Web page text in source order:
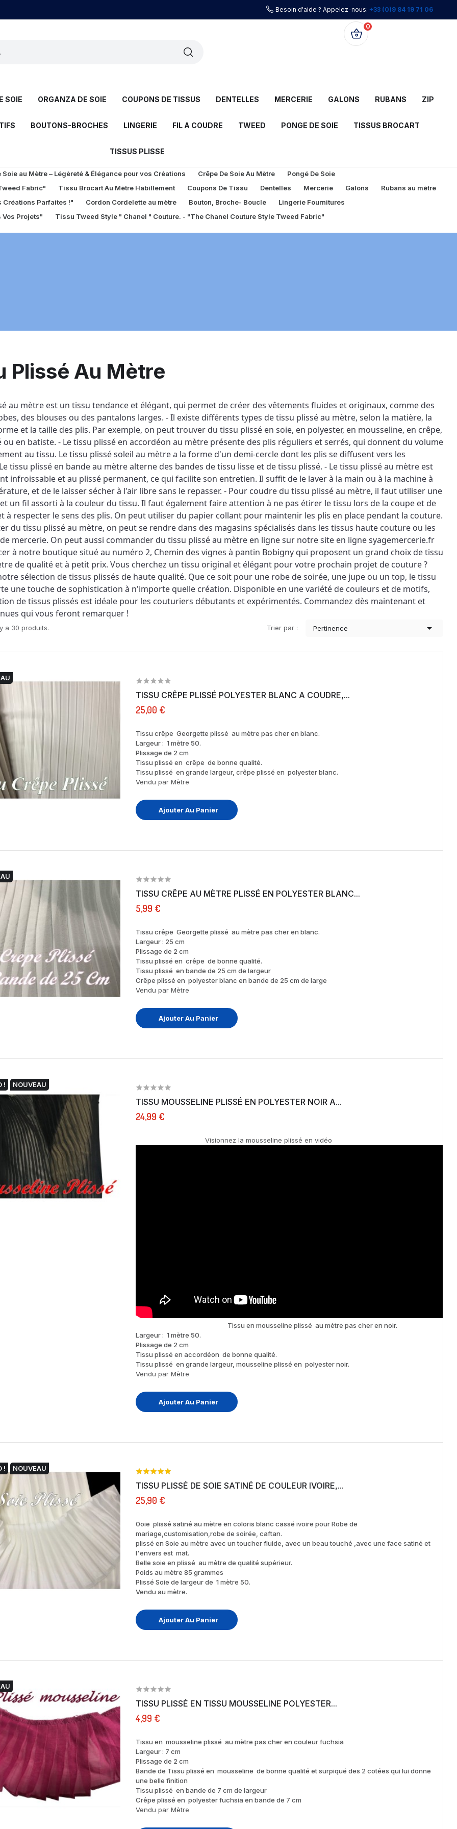
Besoin d'aide ? Appelez-nous: +33 (0)9 84 19 71 06
0
SOIE ORGANZA DE SOIE COUPONS DE TISSUS DENTELLES MERCERIE GALONS RUBANS ZIP
BOUTONS-BROCHES LINGERIE FIL A COUDRE TWEED PONGE DE SOIE TISSUS BROCART
TISSUS PLISSE
au Mètre – Légèreté & Élégance pour vos Créations Crêpe De Soie Au Mètre
Pongé De Soie
Fabric"
Tissu Brocart Au Mètre Habillement Coupons De Tissu Dentelles Mercerie Galons
Rubans au mètre
Créations Parfaites !"
Cordon Cordelette au mètre Bouton, Broche- Boucle
Lingerie Fournitures
Projets"
Tissu Tweed Style " Chanel " Couture. - "The Chanel Couture Style Tweed Fabric"
Plissé Au Mètre
au mètre est un tissu tendance et élégant, qui permet de créer des vêtements fluides et originaux, comme des
des blouses ou des pantalons larges. - Il existe différents types de tissu plissé au mètre, selon la matière, la
et la taille des plis. Par exemple, on peut trouver du tissu plissé en soie, en polyester, en mousseline, en crêpe,
ou en batiste. - Le tissu plissé en accordéon au mètre présente des plis réguliers et serrés, qui donnent du volume
au tissu. Le tissu plissé soleil au mètre a la forme d'un demi-cercle dont les plis se diffusent vers les
tissu plissé en bande au mètre alterne des bandes de tissu lisse et de tissu plissé. - Le tissu plissé au mètre est
infroissable et au plissé permanent, ce qui facilite son entretien. Il suffit de le laver à la main ou à la machine à
et de le laisser sécher à l'air libre sans le repasser. - Pour coudre du tissu plissé au mètre, il faut utiliser une
un fil assorti à la couleur du tissu. Il faut également faire attention à ne pas étirer le tissu lors de la coupe et de
à respecter le sens des plis. On peut utiliser du papier collant pour maintenir les plis en place pendant la couture.
du tissu plissé au mètre, on peut se rendre dans des magasins spécialisés dans les tissus haute couture ou les
mercerie. On peut aussi commander du tissu plissé au mètre en ligne sur notre site en ligne syagemercerie.fr
à notre boutique situé au numéro 2, Chemin des vignes à pantin Bobigny qui proposent un grand choix de tissu
de qualité et à petit prix. Vous cherchez un tissu original et élégant pour votre prochain projet de couture ?
sélection de tissus plissés de haute qualité. Que ce soit pour une robe de soirée, une jupe ou un top, le tissu
une touche de sophistication à n'importe quelle création. Disponible en une variété de couleurs et de motifs,
de tissus plissés est idéale pour les couturiers débutants et expérimentés. Commandez dès maintenant et
qui vous feront remarquer !
a 30 produits. Trier par : Pertinence 
TISSU CRÊPE PLISSÉ POLYESTER BLANC A COUDRE,...
25,00 €
Tissu crêpe Georgette plissé au mètre pas cher en blanc.
Largeur : 1 mètre 50.
Plissage de 2 cm
Tissu plissé en crêpe de bonne qualité.
Tissu plissé en grande largeur, crêpe plissé en polyester blanc.
Vendu par Mètre
Ajouter Au Panier
TISSU CRÊPE AU MÈTRE PLISSÉ EN POLYESTER BLANC...
5,99 €
Tissu crêpe Georgette plissé au mètre pas cher en blanc.
Largeur : 25 cm
Plissage de 2 cm
Tissu plissé en crêpe de bonne qualité.
Tissu plissé en bande de 25 cm de largeur
Crêpe plissé en polyester blanc en bande de 25 cm de large
Vendu par Mètre
Ajouter Au Panier
! NOUVEAU
TISSU MOUSSELINE PLISSÉ EN POLYESTER NOIR A...
24,99 €
Visionnez la mousseline plissé en vidéo
Tissu en mousseline plissé au mètre pas cher en noir.
Largeur : 1 mètre 50.
Plissage de 2 cm
Tissu plissé en accordéon de bonne qualité.
Tissu plissé en grande largeur, mousseline plissé en polyester noir.
Vendu par Mètre
Ajouter Au Panier
! NOUVEAU
TISSU PLISSÉ DE SOIE SATINÉ DE COULEUR IVOIRE,...
25,90 €
0oie plissé satiné au mètre en coloris blanc cassé ivoire pour Robe de
mariage,customisation,robe de soirée, caftan.
plissé en Soie au mètre avec un toucher fluide, avec un beau touché ,avec une face satiné et
l'envers est mat.
Belle soie en plissé au mètre de qualité supérieur.
Poids au mètre 85 grammes
Plissé Soie de largeur de 1 mètre 50.
Vendu au mètre.
Ajouter Au Panier
TISSU PLISSÉ EN TISSU MOUSSELINE POLYESTER...
4,99 €
Tissu en mousseline plissé au mètre pas cher en couleur fuchsia
Largeur : 7 cm
Plissage de 2 cm
Bande de Tissu plissé en mousseline de bonne qualité et surpiqué des 2 cotées qui lui donne
une belle finition
Tissu plissé en bande de 7 cm de largeur
Crêpe plissé en polyester fuchsia en bande de 7 cm
Vendu par Mètre